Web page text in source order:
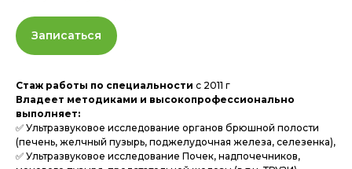
Записаться
Стаж работы по специальности с 2011 г
Владеет методиками и высокопрофессионально
выполняет:
✅ Ультразвуковое исследование органов брюшной полости
(печень, желчный пузырь, поджелудочная железа, селезенка),
✅ Ультразвуковое исследование Почек, надпочечников,